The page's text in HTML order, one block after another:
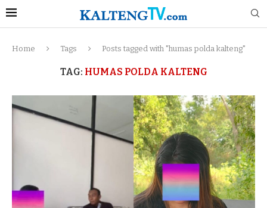
Home Tags Posts tagged with "humas polda kalteng"
TAG: HUMAS POLDA KALTENG